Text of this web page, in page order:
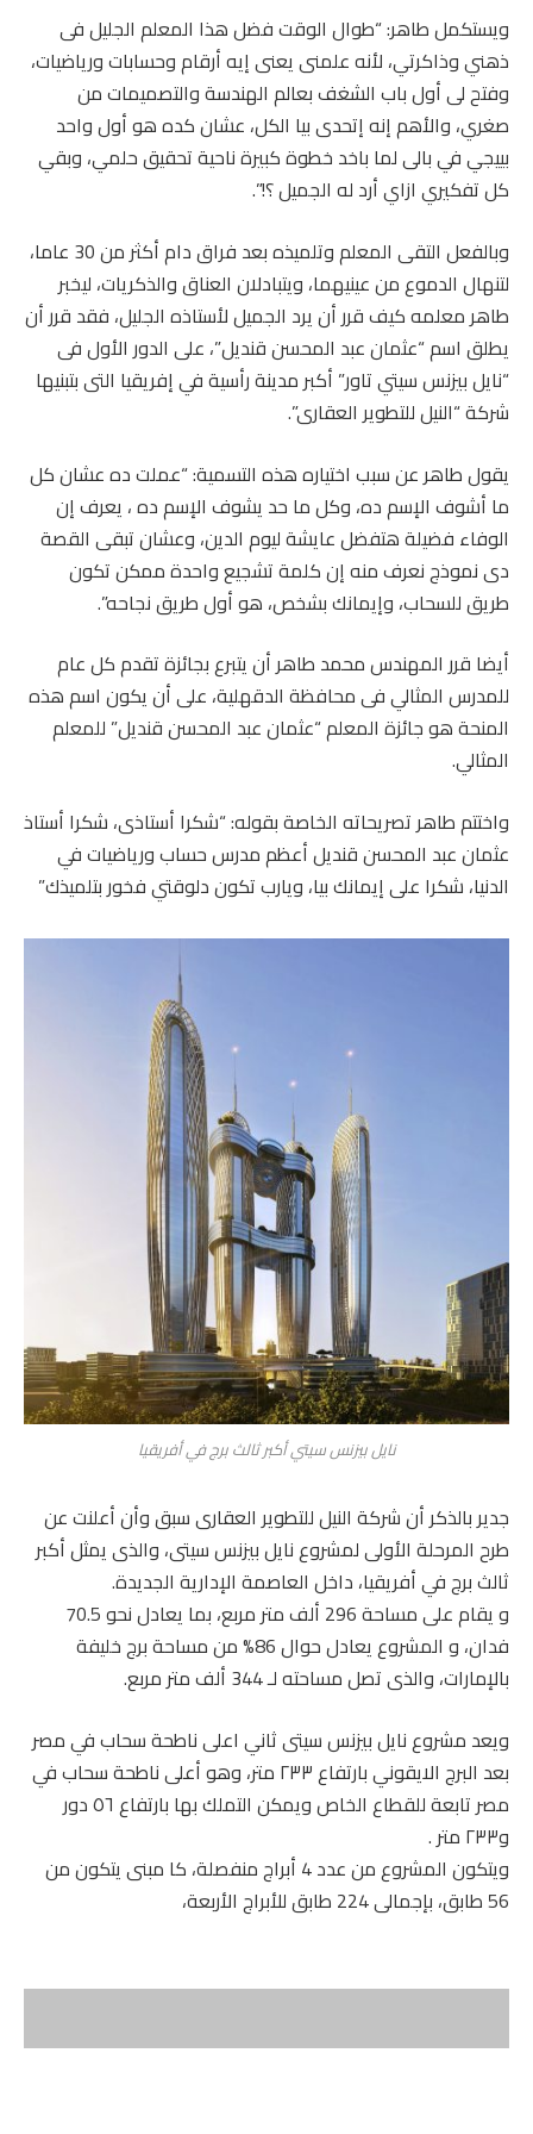
‎ويستكمل طاهر: “طوال الوقت فضل هذا المعلم الجليل فى
ذهني وذاكرتي، لأنه علمنى يعنى إيه أرقام وحسابات ورياضيات،
وفتح لى أول باب الشغف بعالم الهندسة والتصميمات من
صغري، والأهم إنه إتحدى بيا الكل، عشان كده هو أول واحد
بييجي في بالى لما باخد خطوة كبيرة ناحية تحقيق حلمي، وبقي
كل تفكيري ازاي أرد له الجميل ؟!”.
‎وبالفعل التقى المعلم وتلميذه بعد فراق دام أكثر من 30 عاما،
لتنهال الدموع من عينيهما، ويتبادلان العناق والذكريات، ليخبر
طاهر معلمه كيف قرر أن يرد الجميل لأستاذه الجليل، فقد قرر أن
يطلق اسم “عثمان عبد المحسن قنديل”، على الدور الأول فى
“نايل بيزنس سيتي تاور” أكبر مدينة رأسية في إفريقيا التى بتبنيها
شركة “النيل للتطوير العقارى”.
‎يقول طاهر عن سبب اختياره هذه التسمية: “عملت ده عشان كل
ما أشوف الإسم ده، وكل ما حد يشوف الإسم ده ، يعرف إن
الوفاء فضيلة هتفضل عايشة ليوم الدين، وعشان تبقى القصة
دى نموذج نعرف منه إن كلمة تشجيع واحدة ممكن تكون
طريق للسحاب، وإيمانك بشخص، هو أول طريق نجاحه”.
أيضا قرر المهندس محمد طاهر أن يتبرع بجائزة تقدم كل عام
للمدرس المثالي فى محافظة الدقهلية، على أن يكون اسم هذه
المنحة هو جائزة المعلم “عثمان عبد المحسن قنديل” للمعلم
المثالي.
واختتم طاهر تصريحاته الخاصة بقوله: “شكرا أستاذى، شكرا أستاذ
عثمان عبد المحسن قنديل أعظم مدرس حساب ورياضيات في
الدنيا، شكرا على إيمانك بيا، ويارب تكون دلوقتي فخور بتلميذك”
نايل بيزنس سيتي أكبر ثالث برج في أفريقيا
جدير بالذكر أن شركة النيل للتطوير العقارى سبق وأن أعلنت عن
طرح المرحلة الأولى لمشروع نايل بيزنس سيتى، والذى يمثل أكبر
ثالث برج في أفريقيا، داخل العاصمة الإدارية الجديدة.
و يقام على مساحة 296 ألف متر مربع، بما يعادل نحو 70.5
فدان، و المشروع يعادل حوال 86% من مساحة برج خليفة
بالإمارات، والذى تصل مساحته لـ 344 ألف متر مربع.
ويعد مشروع نايل بيزنس سيتى ثاني اعلى ناطحة سحاب في مصر
بعد البرج الايقوني بارتفاع ٢٣٣ متر، وهو أعلى ناطحة سحاب في
مصر تابعة للقطاع الخاص ويمكن التملك بها بارتفاع ٥٦ دور
و٢٣٣ متر .
ويتكون المشروع من عدد 4 أبراج منفصلة، كا مبنى يتكون من
56 طابق، بإجمالى 224 طابق للأبراج الأربعة،